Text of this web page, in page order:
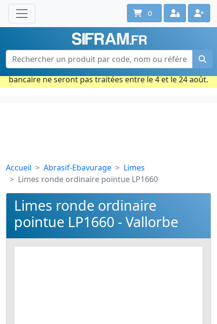
Une question ? Un conseil ?
Contactez-nous au 02 40 92 17 71
Ouvert du lun. au vend. de 08h à 18h
Période estivale : Les commandes prises par carte
bancaire ne seront pas traitées entre le 4 et le 24 août.
0
Accueil Abrasif-Ebavurage
Limes
Limes ronde ordinaire pointue LP1660
Limes ronde ordinaire
pointue LP1660 - Vallorbe